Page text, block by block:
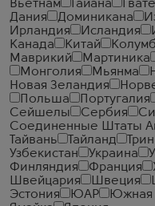
Вьетнам
Гайана
Дания
Доминикана
Ирландия
Исландия
Канада
Китай
Маврикий
Мартиника
Монголия
Мьянма
Новая Зеландия
Польша
Португалия
Сейшелы
Сербия
Соединенные Штаты
Тайвань
Тайланд
Узбекистан
Украина
Финляндия
Франция
Швейцария
Швеция
Эстония
ЮАР Южная